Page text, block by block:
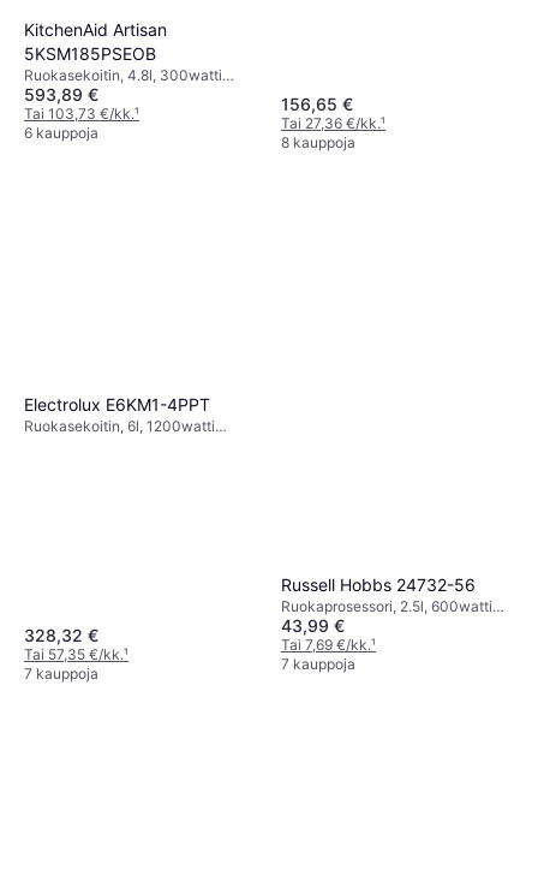
KitchenAid Artisan
5KSM185PSEOB
Ruokasekoitin, 4.8l, 300watti
Turbo-/Pulssitoiminto,
Roiskeensuoja,
Astianpesukoneenkestävät Osat
593,89 €
Tai 103,73 €/kk.¹
6 kauppoja
156,65 €
Tai 27,36 €/kk.¹
8 kauppoja
Electrolux E6KM1-4PPT
Ruokasekoitin, 6l, 1200watti
328,32 €
Tai 57,35 €/kk.¹
7 kauppoja
Russell Hobbs 24732-56
Ruokaprosessori, 2.5l, 600watti
Turbo-/Pulssitoiminto,
Johtosäilytys,
Astianpesukoneenkestävät Osat,
43,99 €
Tai 7,69 €/kk.¹
7 kauppoja